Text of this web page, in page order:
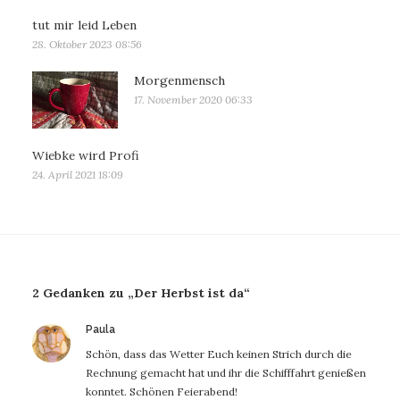
tut mir leid Leben
28. Oktober 2023 08:56
Morgenmensch
17. November 2020 06:33
Wiebke wird Profi
24. April 2021 18:09
2 Gedanken zu „Der Herbst ist da“
Paula
Schön, dass das Wetter Euch keinen Strich durch die
Rechnung gemacht hat und ihr die Schifffahrt genießen
konntet. Schönen Feierabend!